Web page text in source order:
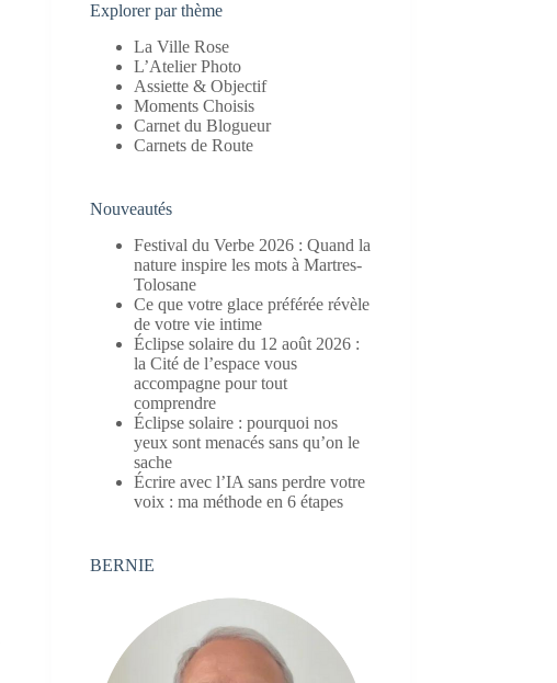
Explorer par thème
La Ville Rose
L’Atelier Photo
Assiette & Objectif
Moments Choisis
Carnet du Blogueur
Carnets de Route
Nouveautés
Festival du Verbe 2026 : Quand la
nature inspire les mots à Martres-
Tolosane
Ce que votre glace préférée révèle
de votre vie intime
Éclipse solaire du 12 août 2026 :
la Cité de l’espace vous
accompagne pour tout
comprendre
Éclipse solaire : pourquoi nos
yeux sont menacés sans qu’on le
sache
Écrire avec l’IA sans perdre votre
voix : ma méthode en 6 étapes
BERNIE